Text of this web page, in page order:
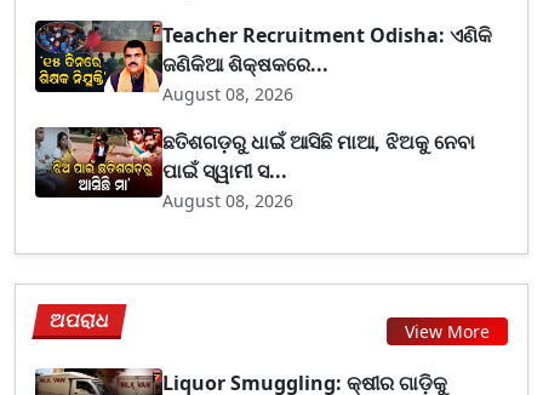
Teacher Recruitment Odisha: ଏଣିକି
ଜଣିକିଆ ଶିକ୍ଷକରେ...
August 08, 2026
ଛତିଶଗଡ଼ରୁ ଧାଇଁ ଆସିଛି ମାଆ, ଝିଅକୁ ନେବା
ପାଇଁ ସ୍ୱାମୀ ସ...
August 08, 2026
ଅପରାଧ View More
Liquor Smuggling: କ୍ଷୀର ଗାଡ଼ିକୁ